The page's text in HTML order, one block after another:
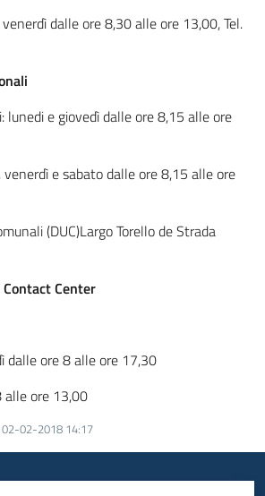
dalle ore 8,30 alle ore 13,00, Tel.
lunedi e giovedì dalle ore 8,15 alle ore
e sabato dalle ore 8,15 alle ore
(DUC)Largo Torello de Strada
Center
dalle ore 8 alle ore 17,30
alle ore 13,00
02-02-2018 14:17